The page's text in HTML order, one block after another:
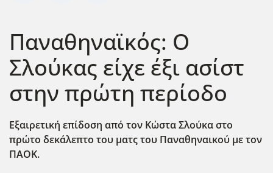
Παναθηναϊκός: Ο
Σλούκας είχε έξι ασίστ
στην πρώτη περίοδο
Εξαιρετική επίδοση από τον Κώστα Σλούκα στο
πρώτο δεκάλεπτο του ματς του Παναθηναικού με τον
ΠΑΟΚ.